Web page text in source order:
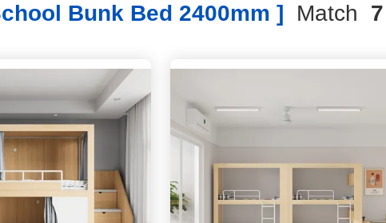
Bunk Bed 2400mm ] Match 7